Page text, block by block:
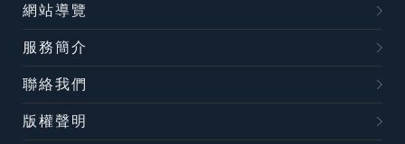
網站導覽
服務簡介
聯絡我們
版權聲明